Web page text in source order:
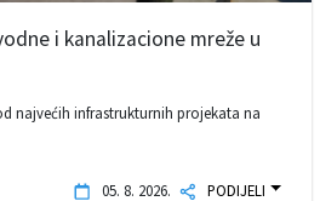
i kanalizacione mreže u
najvećih infrastrukturnih projekata na
05. 8. 2026. PODIJELI